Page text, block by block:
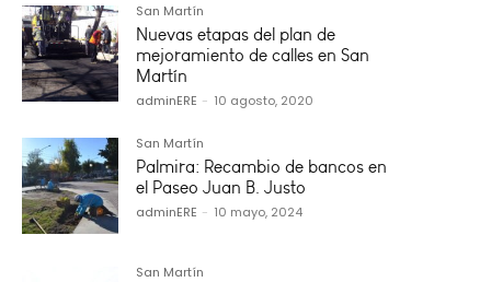
San Martín
Nuevas etapas del plan de
mejoramiento de calles en San
Martín
adminERE - 10 agosto, 2020
San Martín
Palmira: Recambio de bancos en
el Paseo Juan B. Justo
adminERE - 10 mayo, 2024
San Martín